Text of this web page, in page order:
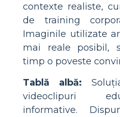
contexte realiste,
de training
Imaginile utilizate
mai reale posibil,
timp o poveste
Tablă albă:
videoclipuri
informative.